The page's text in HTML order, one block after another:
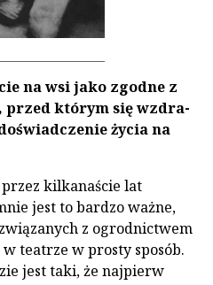
na wsi jako zgodne z
przed którym się wzdra­
życia na
kilkanaście lat
jest to bardzo ważne,
z ogrodnic­twem
teatrze w prosty sposób.
jest taki, że najpierw